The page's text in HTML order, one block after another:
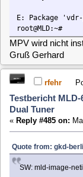
This
is
E: Package 'vdr-
MPV wird nicht installiert.
Gruß Gerhard
morgen sollte das
es liegt daran das ich